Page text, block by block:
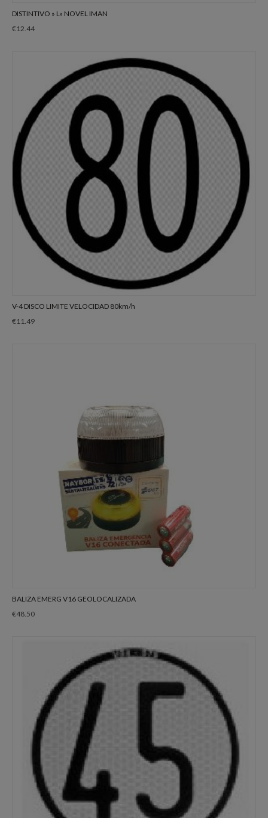
DISTINTIVO » L» NOVEL IMAN
€12.44
V-4 DISCO LIMITE VELOCIDAD 80km/h
€11.49
BALIZA EMERG V16 GEOLOCALIZADA
€48.50